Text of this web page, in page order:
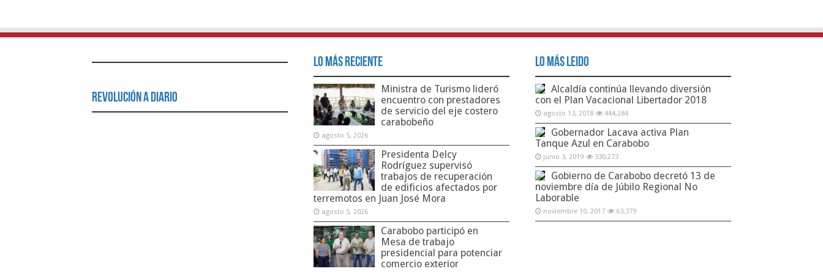
Revolución a Diario
Lo Más Reciente
Ministra de Turismo lideró
encuentro con prestadores
de servicio del eje costero
carabobeño
agosto 5, 2026
Presidenta Delcy
Rodríguez supervisó
trabajos de recuperación
de edificios afectados por
terremotos en Juan José Mora
agosto 5, 2026
Carabobo participó en
Mesa de trabajo
presidencial para potenciar
comercio exterior
Lo Más Leido
Alcaldía continúa llevando diversión
con el Plan Vacacional Libertador 2018
agosto 13, 2018 444,284
Gobernador Lacava activa Plan
Tanque Azul en Carabobo
junio 3, 2019 330,273
Gobierno de Carabobo decretó 13 de
noviembre día de Júbilo Regional No
Laborable
noviembre 10, 2017 63,379